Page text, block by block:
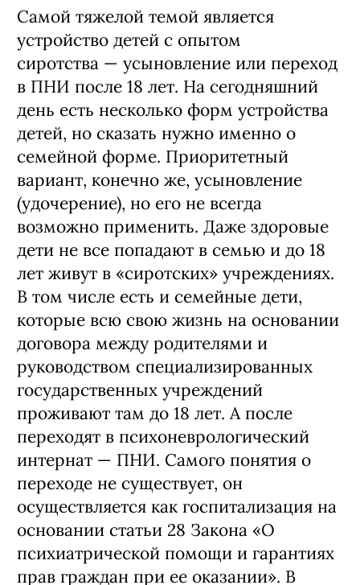
Самой тяжелой темой является
устройство детей с опытом
сиротства — усыновление или переход
в ПНИ после 18 лет. На сегодняшний
день есть несколько форм устройства
детей, но сказать нужно именно о
семейной форме. Приоритетный
вариант, конечно же, усыновление
(удочерение), но его не всегда
возможно применить. Даже здоровые
дети не все попадают в семью и до 18
лет живут в «сиротских» учреждениях.
В том числе есть и семейные дети,
которые всю свою жизнь на основании
договора между родителями и
руководством специализированных
государственных учреждений
проживают там до 18 лет. А после
переходят в психоневрологический
интернат — ПНИ. Самого понятия о
переходе не существует, он
осуществляется как госпитализация на
основании статьи 28 Закона «О
психиатрической помощи и гарантиях
прав граждан при ее оказании». В